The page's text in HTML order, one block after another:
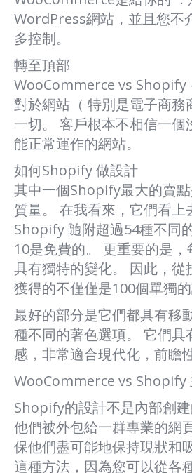
WordPress網站，並且您不
多控制。
轉至頂部
WooCommerce vs Shopify
對於網站（ 特別是電子商務
一切。 客戶根本不相信一個
能正常運作的網站。
如何Shopify 做設計
其中一個Shopify最大的賣
質量。 在我看來，它們看上
Shopify 隨附超過54種不同
10是免費的。 更重要的是
具有獨特的變化。 因此，從
獲得的不僅僅是100個單獨的
最好的部分是它們都具有移
種不同的著色選項。 它們具
感，非常適合現代化，前瞻
WooCommerce vs Shopify
Shopify的設計不是內部創建
他們被外包給一群專業的網
保他們盡可能地保持現狀和
這種方法，因為您可以從各